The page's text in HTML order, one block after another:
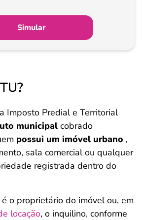
Simular
Imposto Predial e Territorial
municipal cobrado
possui um imóvel urbano ,
sala comercial ou qualquer
registrada dentro do
é o proprietário do imóvel ou, em
locação, o inquilino, conforme